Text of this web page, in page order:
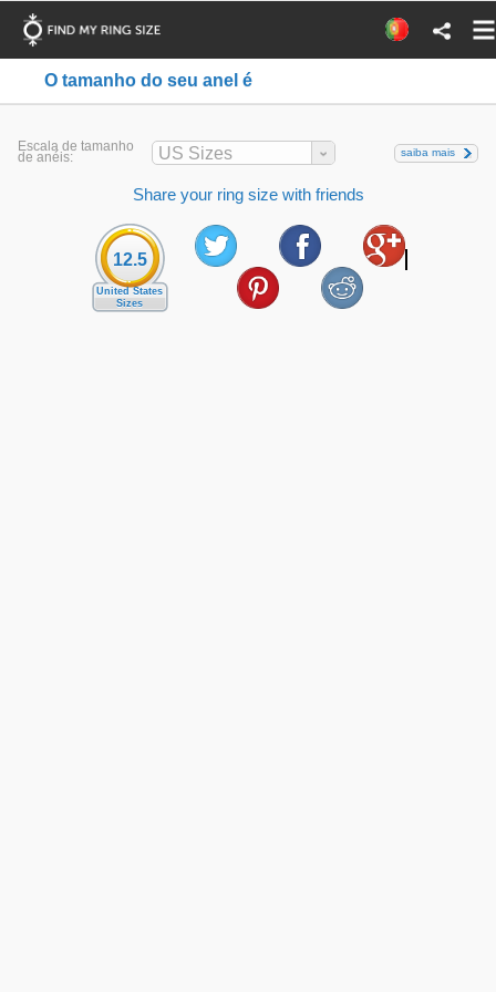
O tamanho do seu anel é
Escala de tamanho
de anéis: US Sizes saiba mais
Share your ring size with friends
12.5
United States
Sizes